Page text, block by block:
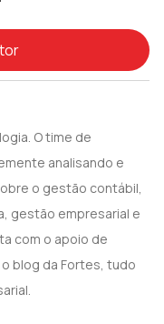
O time de
analisando e
o gestão contábil,
gestão empresarial e
com o apoio de
blog da Fortes, tudo